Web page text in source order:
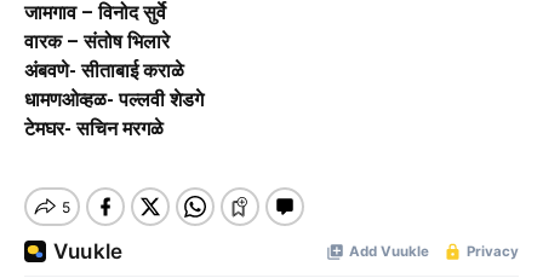
जामगाव – विनोद सुर्वे
वारक – संतोष भिलारे
अंबवणे- सीताबाई कराळे
धामणओव्हळ- पल्लवी शेडगे
टेमघर- सचिन मरगळे